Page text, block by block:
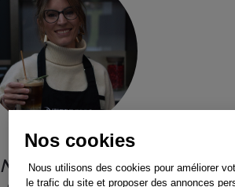
Nos cookies
Nous utilisons des cookies pour améliorer
le trafic du site et proposer des annonces
Nespresso et